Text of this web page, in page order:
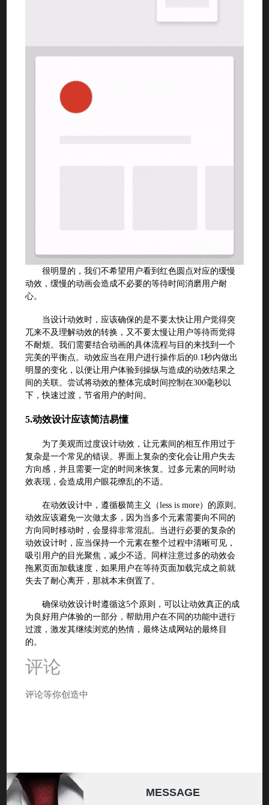
很明显的，我们不希望用户看到红色圆点对应的缓慢
动效，缓慢的动画会造成不必要的等待时间消磨用户耐
心。
当设计动效时，应该确保的是不要太快让用户觉得突
兀来不及理解动效的转换，又不要太慢让用户等待而觉得
不耐烦。我们需要结合动画的具体流程与目的来找到一个
完美的平衡点。动效应当在用户进行操作后的0.1秒内做出
明显的变化，以便让用户体验到操纵与造成的动效结果之
间的关联。尝试将动效的整体完成时间控制在300毫秒以
下，快速过渡，节省用户的时间。
5.动效设计应该简洁易懂
为了美观而过度设计动效，让元素间的相互作用过于
复杂是一个常见的错误。界面上复杂的变化会让用户失去
方向感，并且需要一定的时间来恢复。过多元素的同时动
效表现，会造成用户眼花缭乱的不适。
在动效设计中，遵循极简主义（less is more）的原则。
动效应该避免一次做太多，因为当多个元素需要向不同的
方向同时移动时，会显得非常混乱。当进行必要的复杂的
动效设计时，应当保持一个元素在整个过程中清晰可见，
吸引用户的目光聚焦，减少不适。同样注意过多的动效会
拖累页面加载速度，如果用户在等待页面加载完成之前就
失去了耐心离开，那就本末倒置了。
确保动效设计时遵循这5个原则，可以让动效真正的成
为良好用户体验的一部分，帮助用户在不同的功能中进行
过渡，激发其继续浏览的热情，最终达成网站的最终目
的。
评论
评论等你创造中
MESSAGE